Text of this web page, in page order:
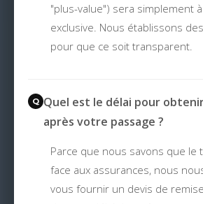
"plus-value") sera simplement
exclusive. Nous établissons
pour que ce soit transparent.
Quel est le délai pour
après votre passage ?
Parce que nous savons que le
face aux assurances, nous
vous fournir un devis de